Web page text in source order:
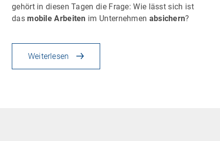
gehört in diesen Tagen die Frage: Wie lässt sich ist
das mobile Arbeiten im Unternehmen absichern?
Weiterlesen